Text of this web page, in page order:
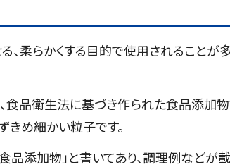
、柔らかくする目的で使用されることが
食品衛生法に基づき作られた食品添加
きめ細かい粒子です。
添加物」と書いてあり、調理例などが